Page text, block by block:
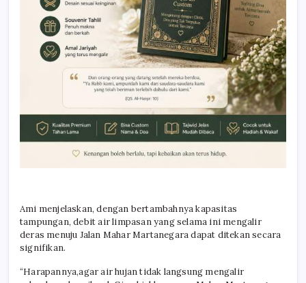
Ami menjelaskan, dengan bertambahnya kapasitas
tampungan, debit air limpasan yang selama ini mengalir
deras menuju Jalan Mahar Martanegara dapat ditekan secara
signifikan.
“Harapannya,agar air hujan tidak langsung mengalir